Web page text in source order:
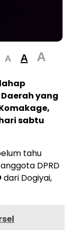
A A A
yang
sabtu
tahu
DPRD
dari Dogiyai,